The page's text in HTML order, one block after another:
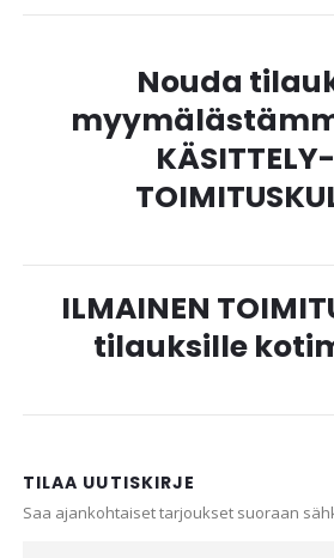
Nouda
ILMAINEN
tilauksille
TILAA UUTISKIRJE
Saa ajankohtaiset tarjoukset suoraan